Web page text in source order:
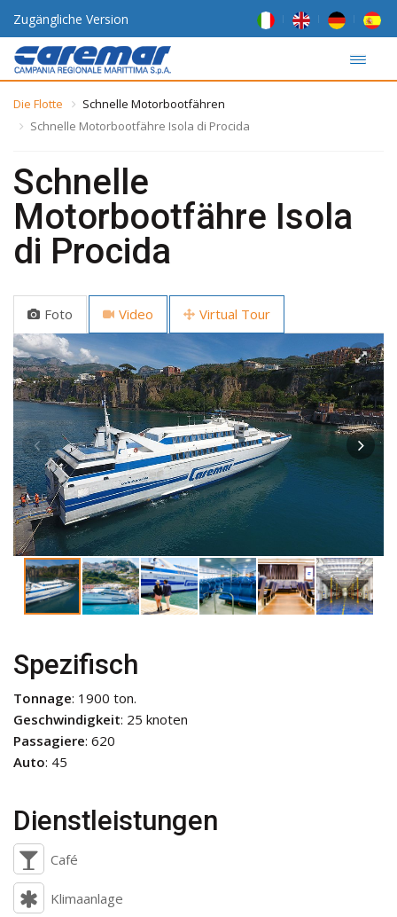
Zugängliche Version
Die Flotte
Schnelle Motorbootfähren
Schnelle Motorbootfähre Isola di Procida
Schnelle
Motorbootfähre Isola
di Procida
Foto Video Virtual Tour
Spezifisch
Tonnage: 1900 ton.
Geschwindigkeit: 25 knoten
Passagiere: 620
Auto: 45
Dienstleistungen
Café
Klimaanlage